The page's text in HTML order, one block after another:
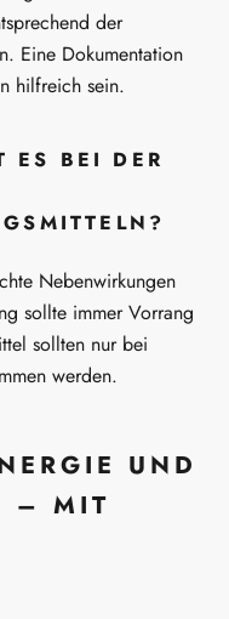
der
Eine Dokumentation
hilfreich sein.
ES BEI DER
Nebenwirkungen
sollte immer Vorrang
sollten nur bei
werden.
UND
– MIT